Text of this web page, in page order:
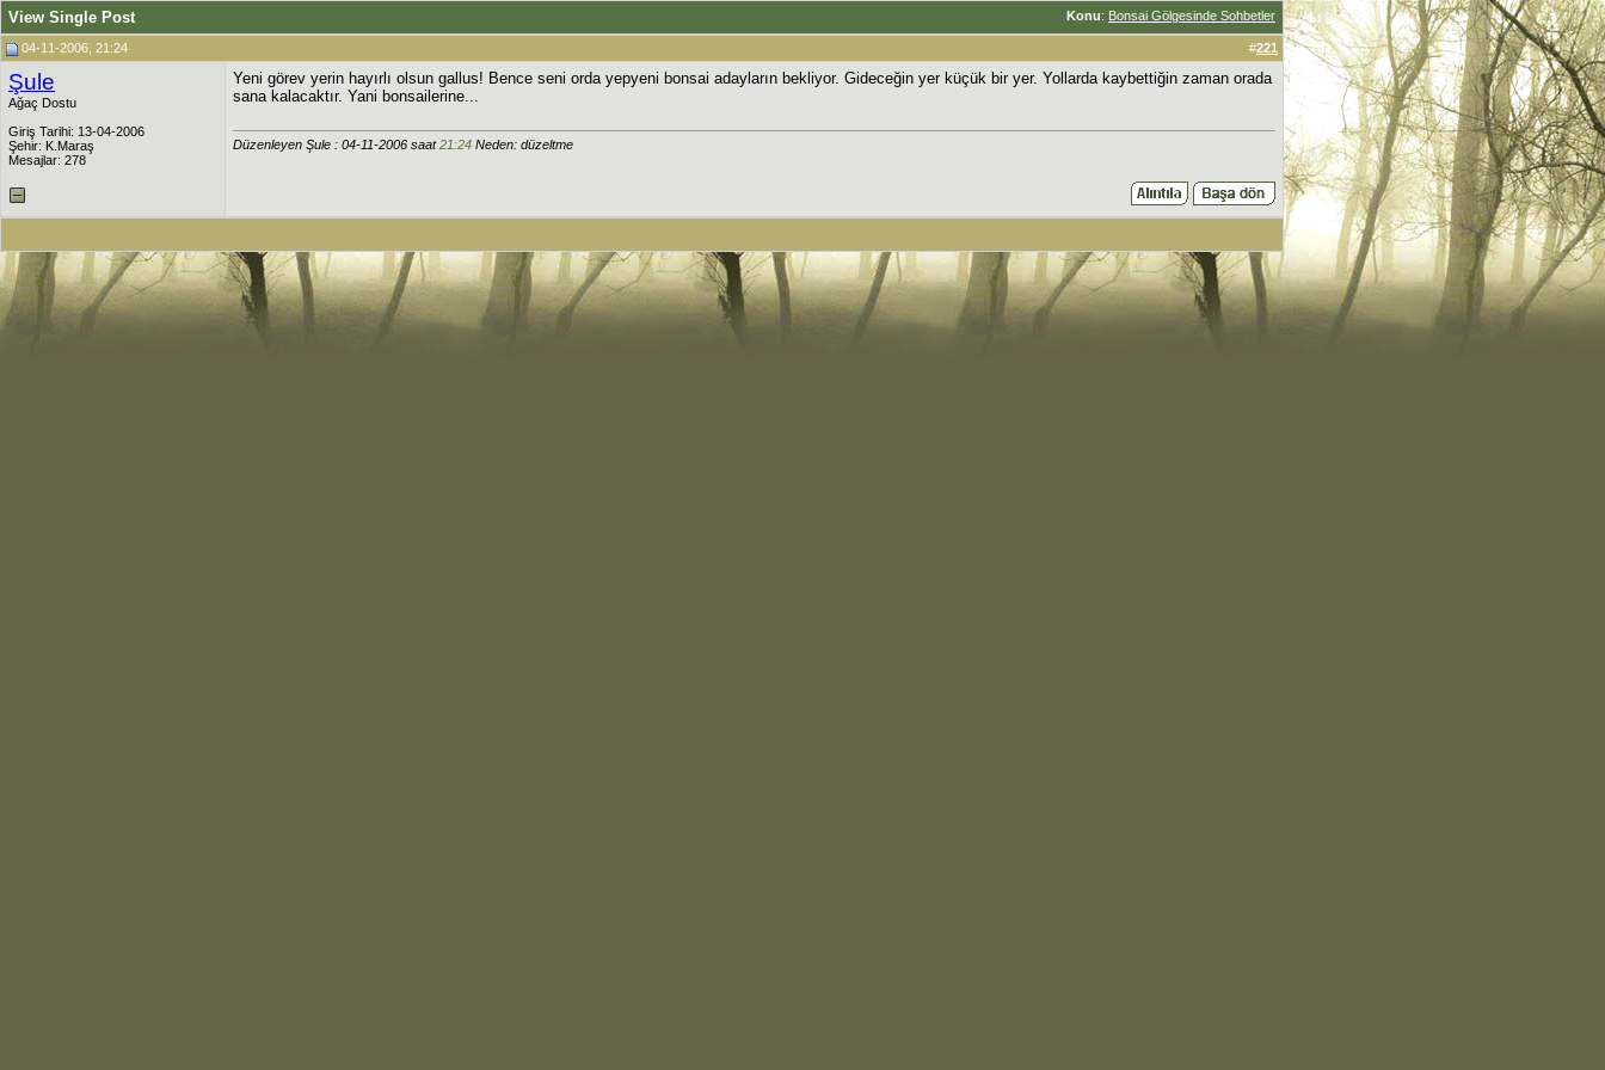
Konu: Bonsai Gölgesinde Sohbetler
View Single Post
04-11-2006, 21:24 #221
Şule
Ağaç Dostu
Giriş Tarihi: 13-04-2006
Şehir: K.Maraş
Mesajlar: 278
Yeni görev yerin hayırlı olsun gallus! Bence seni orda yepyeni bonsai adayların bekliyor. Gideceğin yer küçük bir yer. Yollarda kaybettiğin zaman orada
sana kalacaktır. Yani bonsailerine...
Düzenleyen Şule : 04-11-2006 saat21:24 Neden: düzeltme